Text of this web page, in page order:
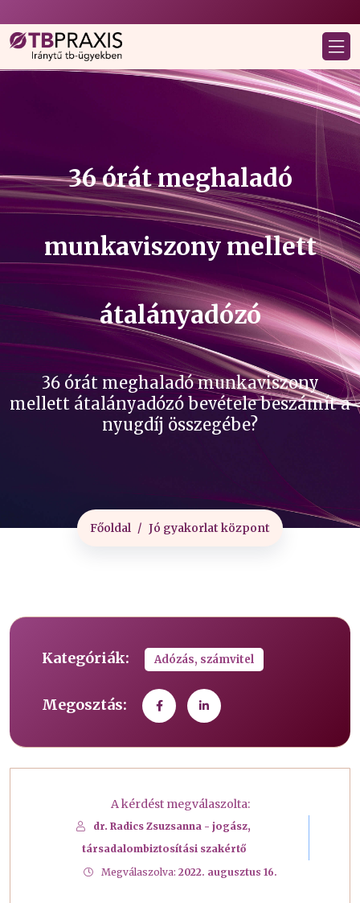
36 órát meghaladó
munkaviszony mellett
átalányadózó
36 órát meghaladó munkaviszony
mellett átalányadózó bevétele beszámít a
nyugdíj összegébe?
Főoldal Jó gyakorlat központ
Kategóriák: Adózás, számvitel
Megosztás:
A kérdést megválaszolta:
dr. Radics Zsuzsanna - jogász,
társadalombiztosítási szakértő
Megválaszolva: 2022. augusztus 16.